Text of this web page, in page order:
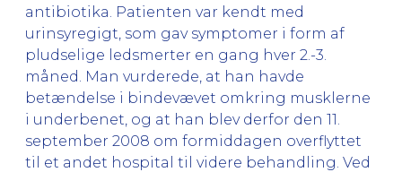
antibiotika. Patienten var kendt med
urinsyregigt, som gav symptomer i form af
pludselige ledsmerter en gang hver 2.-3.
måned. Man vurderede, at han havde
betændelse i bindevævet omkring musklerne
i underbenet, og at han blev derfor den 11.
september 2008 om formiddagen overflyttet
til et andet hospital til videre behandling. Ved